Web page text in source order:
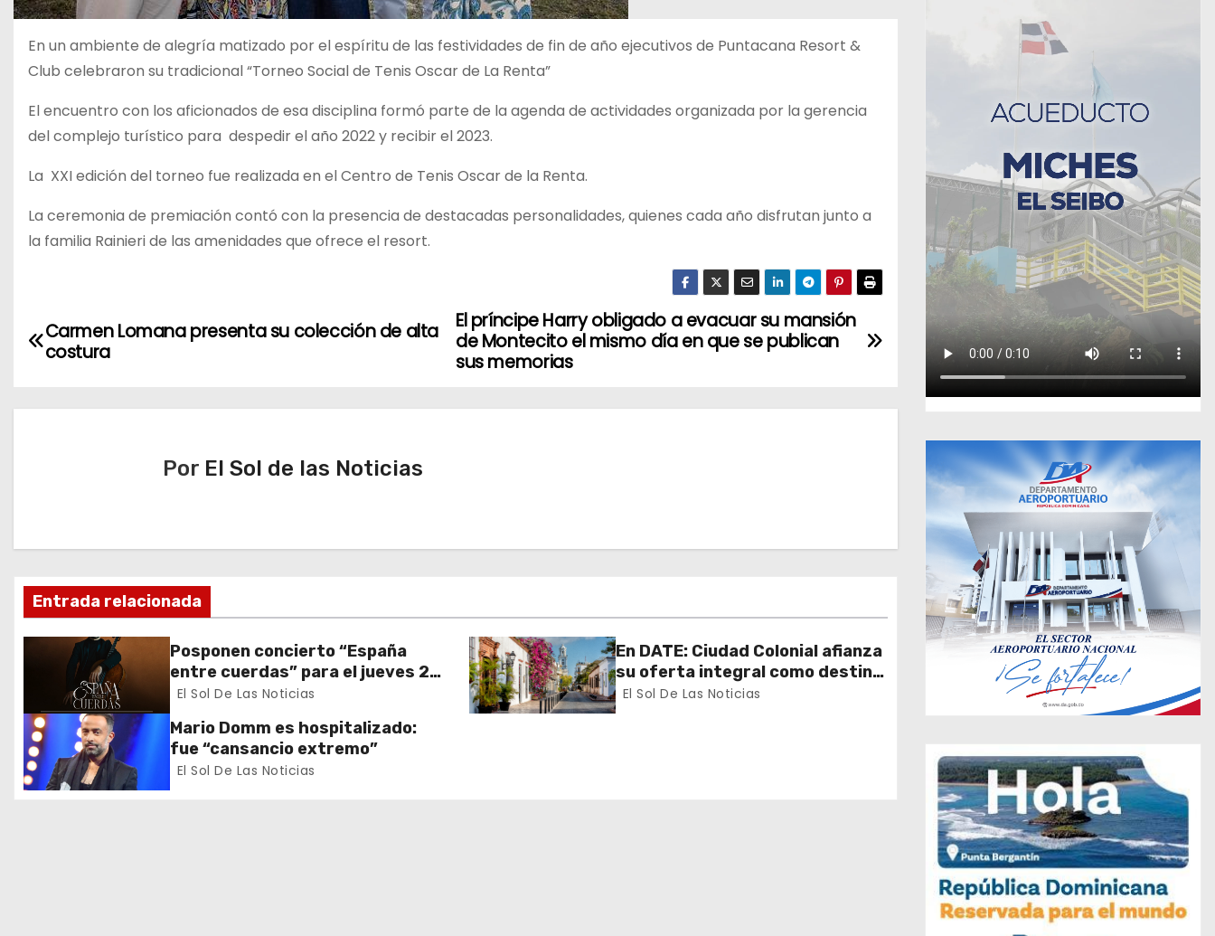
En un ambiente de alegría matizado por el espíritu de las festividades de fin de año ejecutivos de Puntacana Resort &
Club celebraron su tradicional “Torneo Social de Tenis Oscar de La Renta”
El encuentro con los aficionados de esa disciplina formó parte de la agenda de actividades organizada por la gerencia
del complejo turístico para despedir el año 2022 y recibir el 2023.
La XXI edición del torneo fue realizada en el Centro de Tenis Oscar de la Renta.
La ceremonia de premiación contó con la presencia de destacadas personalidades, quienes cada año disfrutan junto a
la familia Rainieri de las amenidades que ofrece el resort.
N
v
c
i
ó
d
e
e
El príncipe Harry obligado a evacuar su mansión
de Montecito el mismo día en que se publican
sus memorias
Carmen Lomana presenta su colección de alta
costura
Por El Sol de las Noticias
Entrada relacionada
Posponen concierto “España
entre cuerdas” para el jueves 23
de noviembre por duelo nacional
El Sol De Las Noticias
En DATE: Ciudad Colonial afianza
su oferta integral como destino
turístico y cultural
El Sol De Las Noticias
Mario Domm es hospitalizado:
fue “cansancio extremo”
El Sol De Las Noticias